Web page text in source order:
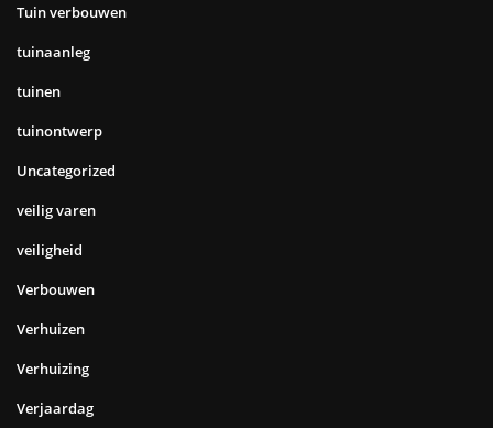
Tuin verbouwen
tuinaanleg
tuinen
tuinontwerp
Uncategorized
veilig varen
veiligheid
Verbouwen
Verhuizen
Verhuizing
Verjaardag